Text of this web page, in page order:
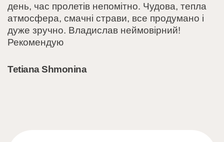
день, час пролетів непомітно. Чудова, тепла
атмосфера, смачні страви, все продумано і
дуже зручно. Владислав неймовірний!
Рекомендую
Tetiana Shmonina